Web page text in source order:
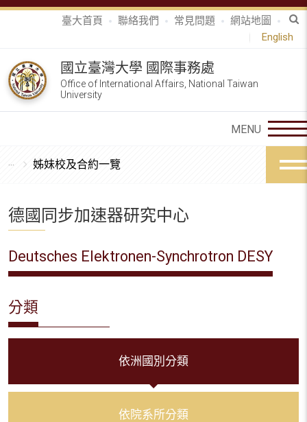
臺大首頁 聯絡我們 常見問題
網站地圖
English
國立臺灣大學 國際事務處
Office of International Affairs, National Taiwan
University
姊妹校及合約一覽
德國同步加速器研究中心
Deutsches Elektronen-Synchrotron DESY
分類
依洲國別分類
依院系所分類